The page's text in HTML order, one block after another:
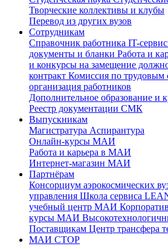
Творческие коллективы и клубы
Перевод из других вузов
Сотрудникам
Cправочник работника IT-
документы и бланки Работа и
и конкурсы на замещение
контракт Комиссия по трудовым
организация работников
Дополнительное образование и
Реестр документации СМК
Выпускникам
Магистратура Аспирантура
Онлайн-курсы МАИ
Работа и карьера в МАИ
Интернет-магазин МАИ
Партнёрам
Консорциум аэрокосмических
управления Школа сервиса
учебный центр МАИ
курсы МАИ
Поставщикам Центр трансфера
МАИ СТОР